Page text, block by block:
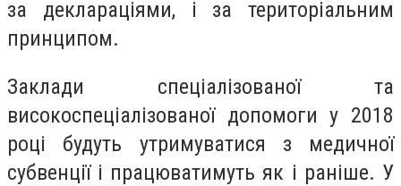
за деклараціями, і за територіальним
принципом.
Заклади спеціалізованої та
високоспеціалізованої допомоги у 2018
році будуть утримуватися з медичної
субвенції і працюватимуть як і раніше. У